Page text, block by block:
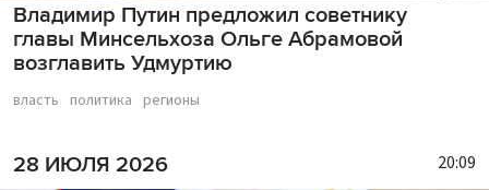
Владимир Путин предложил советнику
главы Минсельхоза Ольге Абрамовой
возглавить Удмуртию
власть политика регионы
28 ИЮЛЯ 2026 20:09